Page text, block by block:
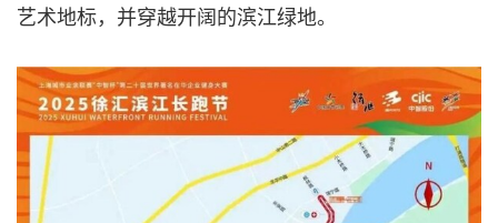
艺术地标，并穿越开阔的滨江绿地。